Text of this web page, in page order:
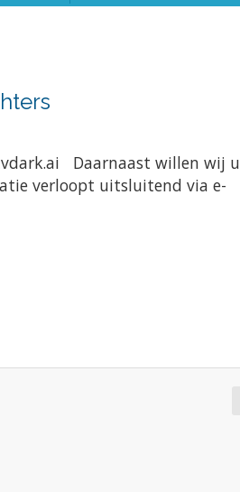
Daarnaast willen wij u
verloopt uitsluitend via e-